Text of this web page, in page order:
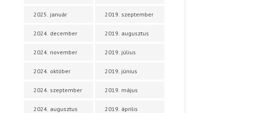
2025. január
2024. december
2024. november
2024. október
2024. szeptember
2024. augusztus
2019. szeptember
2019. augusztus
2019. július
2019. június
2019. május
2019. április